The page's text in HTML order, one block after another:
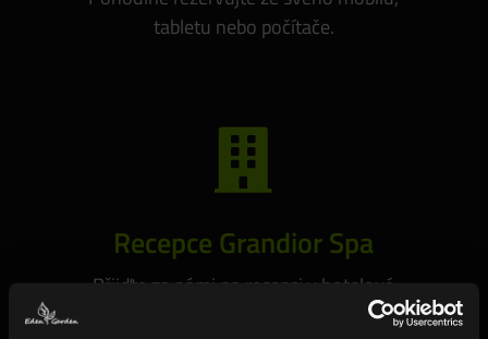
tabletu nebo počítače.

Recepce Grandior Spa
Přijďte za námi na recepci v hotelové